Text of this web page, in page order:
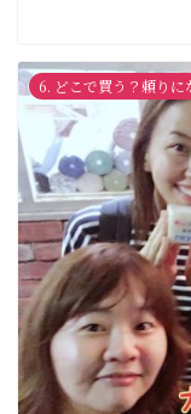
6. どこで買う？頼り